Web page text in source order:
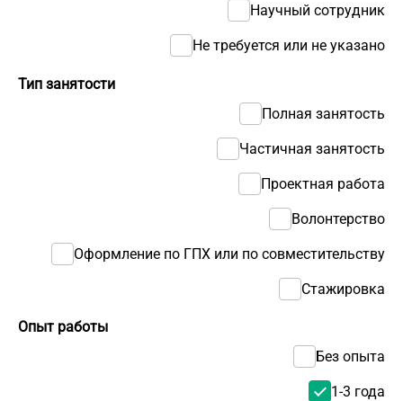
Тип занятости
Полная занятость
Частичная занятость
Проектная работа
Волонтерство
Оформление по ГПХ или по совместительству
Стажировка
Научный сотрудник
Не требуется или не указано
Опыт работы
Без опыта
1-3 года